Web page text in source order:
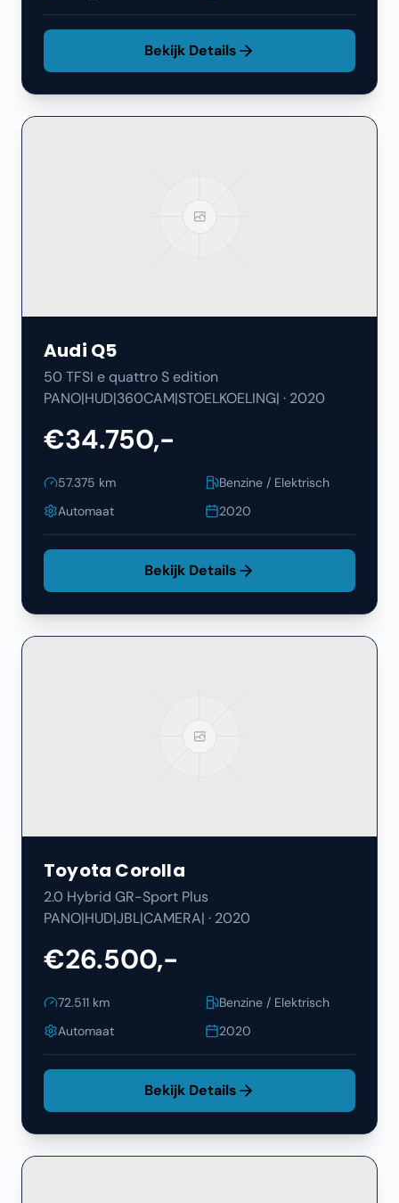
Bekijk Details
Audi Q5
50 TFSI e quattro S edition
PANO|HUD|360CAM|STOELKOELING| · 2020
€34.750,-
57.375 km
Benzine / Elektrisch
Automaat
2020
Bekijk Details
Toyota Corolla
2.0 Hybrid GR-Sport Plus
PANO|HUD|JBL|CAMERA| · 2020
€26.500,-
72.511 km
Benzine / Elektrisch
Automaat
2020
Bekijk Details
Filters